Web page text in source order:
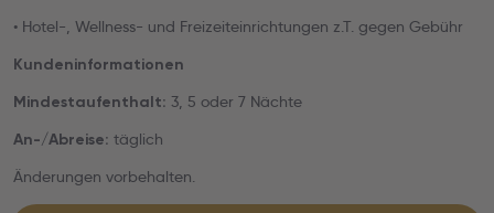
• Hotel-, Wellness- und Freizeiteinrichtungen z.T. gegen Gebühr
Kundeninformationen
Mindestaufenthalt: 3, 5 oder 7 Nächte
An-/Abreise: täglich
Änderungen vorbehalten.